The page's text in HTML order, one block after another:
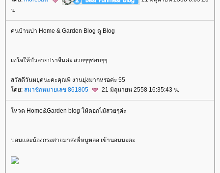
น.
คนบ้านป่า Home & Garden Blog ดู Blog
เทใจให้บัวลายปราจีนค่ะ สวยๆๆชอบๆๆ
สวัสดีวันหยุดนะคะคุณพี่ งานยุ่งมากหรอค่ะ 55
ดย: สมาชิกหมายเลข 861805 21 มิถุนายน 2558 16:35:43 น.
หวต Home&Garden blog ให้ดอกไม้สวยๆค่ะ
ปอมและน้องกระต่ายมาส่งพี่หนูหล่อ เข้านอนนะคะ